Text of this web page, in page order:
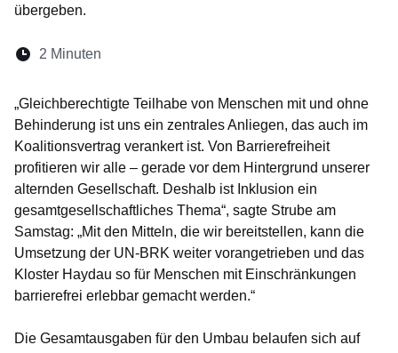
übergeben.
Lesedauer:
2 Minuten
„Gleichberechtigte Teilhabe von Menschen mit und ohne
Behinderung ist uns ein zentrales Anliegen, das auch im
Koalitionsvertrag verankert ist. Von Barrierefreiheit
profitieren wir alle – gerade vor dem Hintergrund unserer
alternden Gesellschaft. Deshalb ist Inklusion ein
gesamtgesellschaftliches Thema“, sagte Strube am
Samstag: „Mit den Mitteln, die wir bereitstellen, kann die
Umsetzung der UN-BRK weiter vorangetrieben und das
Kloster Haydau so für Menschen mit Einschränkungen
barrierefrei erlebbar gemacht werden.“
Die Gesamtausgaben für den Umbau belaufen sich auf